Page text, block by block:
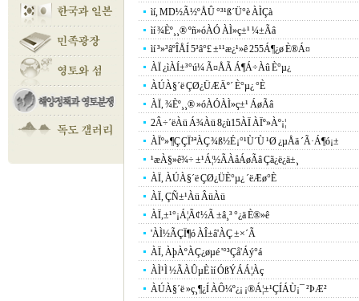
ìí, MD½Ã½ºÅÛ °³¹ß´Ü°è ÀÌÇà
ìí ¾Èº¸¸® ºñ»óÀÓ ÀÌ»ç±¹ ¼±Ãâ
ìí ³»³âºÎÅÍ 5³â°£ ±¹¹æ¿¹»ê 255Á¶¿ø È®Á¤
ÀÏ ¿ìÀÍ±³°ú¼­ Ã¤ÅÃ Á¶Á÷Àû È°µ¿
ÀÚÀ§´ë ÇØ¿ÜÆÄº´ È°µ¿ °­È­
ÀÏ, ¾Èº¸¸® »óÀÓÀÌ»ç±¹ ÁøÃâ
2Â÷´ëÀü Á¾Àü 8¿ù15ÀÏ ÀÏº»Àº¡¦
ÀÏº» ¶Ç ÇÏ³ªÀÇ ¾ß½É ¡°¹Ù´Ù ¹Ø ¿µÅä ´Ã·Á¶ó¡±
¹æÀ§»ê¾÷ ±¹Á¦½ÃÀåÁøÃâ Çã¿ë¿ä±¸
ÀÏ, ÀÚÀ§´ë ÇØ¿ÜÈ°µ¿ ´ëÆø°­È­
ÀÏ, ÇÑ±¹Àü ÂüÀü
ÀÏ,±¹°¡Á¦Ã¢½Ã ±â¸³ °­¿ä È®»ê
'ÀÌ½ÃÇÏ¶ó ÀÎ±â'ÀÇ ±×´Ã
ÀÏ, ÀþÀºÀÇ¿øµé '°³Çå'Áý°á
ÀÌ¹Ì ½ÃÀÛµÈ ìí ÓßÝÁÁ¦Àç
ÀÚÀ§´ë »ç¸¶¿Í ÀÔ¼º¿¡ ¡®Á¦±¹ÇÍÁÙ¡¯ ²ÞÆ²